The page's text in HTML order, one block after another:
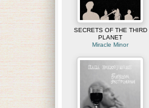
SECRETS OF THE THIRD
PLANET
Miracle Minor